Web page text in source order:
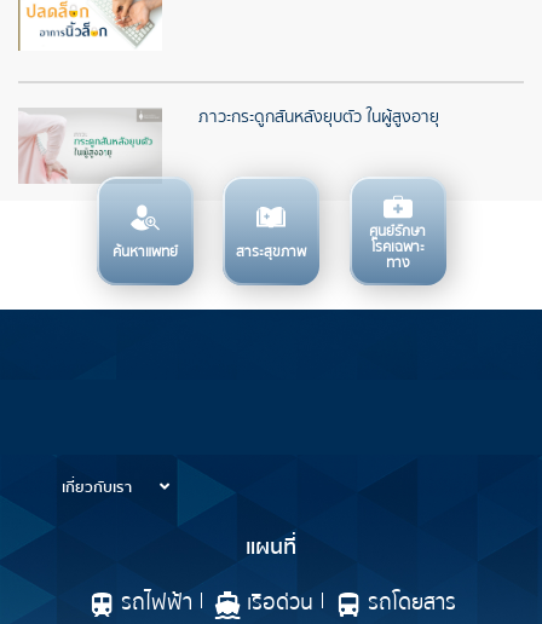
ภาวะกระดูกสันหลังยุบตัว ในผู้สูงอายุ
ค้นหาแพทย์ สาระสุขภาพ
ศูนย์รักษา
โรคเฉพาะ
ทาง
เกี่ยวกับเรา
แผนที่
รถไฟฟ้า
เรือด่วน รถโดยสาร